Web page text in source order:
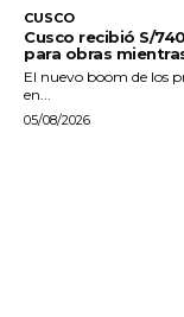
CUSCO
Cusco recibió S/
para obras
El nuevo boom de los
en...
05/08/2026